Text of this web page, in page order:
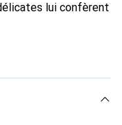
lui confèrent
Reconnaître
clientèle